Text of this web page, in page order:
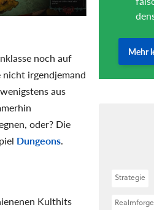
noch auf
irgendjemand
aus
oder? Die
Dungeons.
Kulthits
Strategie
Realmforge